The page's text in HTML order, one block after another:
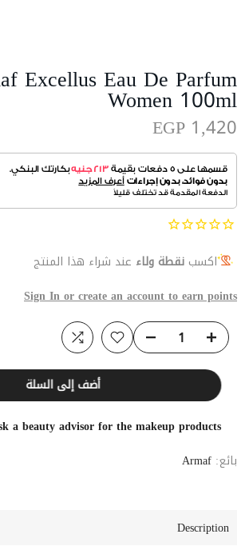
Excellus Eau De Parfum
Women 100ml
EGP 1,420
اكسب نقطة ولاء عند شراء هذا المنتج
Sign In or create an account to earn points
أضف إلى السلة
a beauty advisor for the makeup products
بائع: Armaf
Description